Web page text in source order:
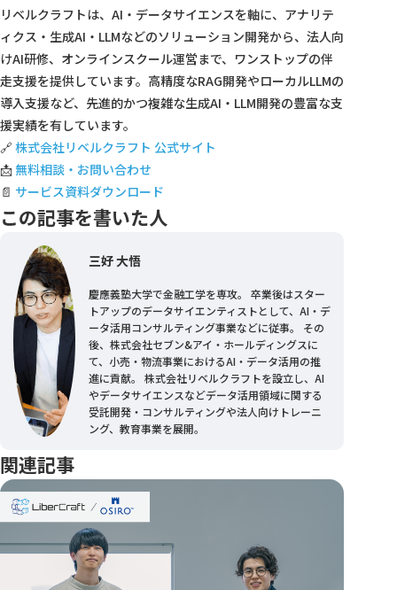
リベルクラフトは、AI・データサイエンスを軸に、アナリテ
ィクス・生成AI・LLMなどのソリューション開発から、法人向
けAI研修、オンラインスクール運営まで、ワンストップの伴
走支援を提供しています。高精度なRAG開発やローカルLLMの
導入支援など、先進的かつ複雑な生成AI・LLM開発の豊富な支
援実績を有しています。
🔗株式会社リベルクラフト 公式サイト
📩 無料相談・お問い合わせ
📄 サービス資料ダウンロード
この記事を書いた人
三好 大悟
慶應義塾大学で金融工学を専攻。 卒業後はスター
トアップのデータサイエンティストとして、AI・デ
ータ活用コンサルティング事業などに従事。 その
後、株式会社セブン&アイ・ホールディングスに
て、小売・物流事業におけるAI・データ活用の推
進に貢献。 株式会社リベルクラフトを設立し、AI
やデータサイエンスなどデータ活用領域に関する
受託開発・コンサルティングや法人向けトレーニ
ング、教育事業を展開。
関連記事